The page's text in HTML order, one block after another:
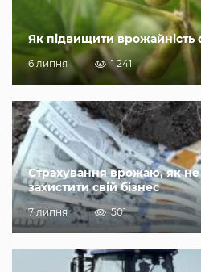
Як підвищити врожайність
6 липня 1 241
Страхування врожаю, як
захистити свій бізнес
7 липня 501